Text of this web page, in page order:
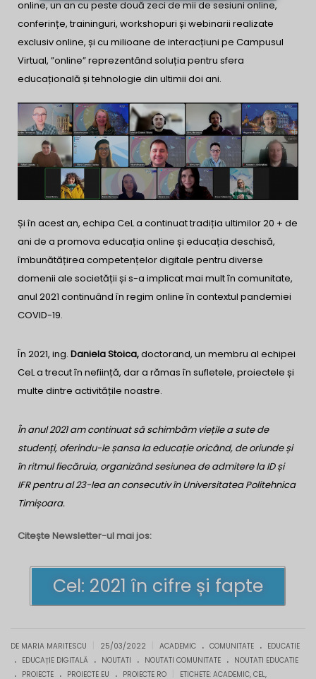
online, un an cu peste două zecide mii de sesiuni online,
conferințe, traininguri, workshopuri și webinarii realizate
exclusiv online, și cu milioane de interacțiuni pe Campusul
Virtual, ”online” reprezentând soluția pentru sfera
educațională și tehnologie din ultimii doi ani.
Și în acest an, echipa CeL a continuat tradiția ultimilor 20 + de
ani de a promova educația online și educația deschisă,
îmbunătățirea competențelor digitale pentru diverse
domenii ale societății și s-a implicat mai mult în comunitate,
anul 2021 continuând în regim online în contextul pandemiei
COVID-19.
În 2021, ing. Daniela Stoica,doctorand, un membru al echipei
CeL a trecut în neființă, dar a rămas în sufletele, proiectele și
multe dintre activitățile noastre.
În anul 2021 am continuat să schimbăm viețile a sute de
studenți, oferindu-le șansa la educație oricând, de oriunde și
în ritmul fiecăruia, organizând sesiunea de admitere la ID și
IFR pentru al 23-lea an consecutiv în Universitatea Politehnica
Timișoara.
Citește Newsletter-ul mai jos:
Cel: 2021 în cifre și fapte
DE MARIA MARITESCU 25/03/2022 ACADEMIC . COMUNITATE . EDUCATIE
. EDUCAȚIE DIGITALĂ . NOUTATI . NOUTATI COMUNITATE . NOUTATI EDUCATIE
. PROIECTE . PROIECTE EU . PROIECTE RO ETICHETE: ACADEMIC, CEL,